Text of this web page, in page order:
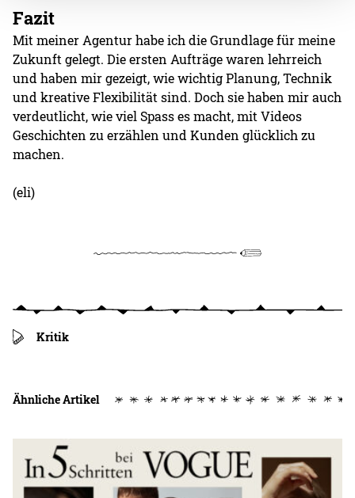
Fazit
Mit meiner Agentur habe ich die Grundlage für meine
Zukunft gelegt. Die ersten Aufträge waren lehrreich
und haben mir gezeigt, wie wichtig Planung, Technik
und kreative Flexibilität sind. Doch sie haben mir auch
verdeutlicht, wie viel Spass es macht, mit Videos
Geschichten zu erzählen und Kunden glücklich zu
machen.
(eli)
Kritik
Ähnliche Artikel